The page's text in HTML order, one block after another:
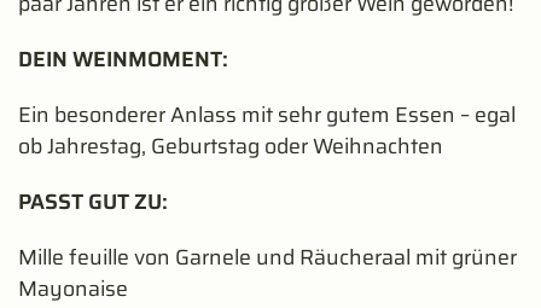
DEIN WEINMOMENT:
Ein besonderer Anlass mit sehr gutem Essen – egal
ob Jahrestag, Geburtstag oder Weihnachten
PASST GUT ZU:
Mille feuille von Garnele und Räucheraal mit grüner
Mayonaise